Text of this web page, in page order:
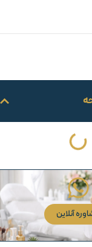
آنلاین